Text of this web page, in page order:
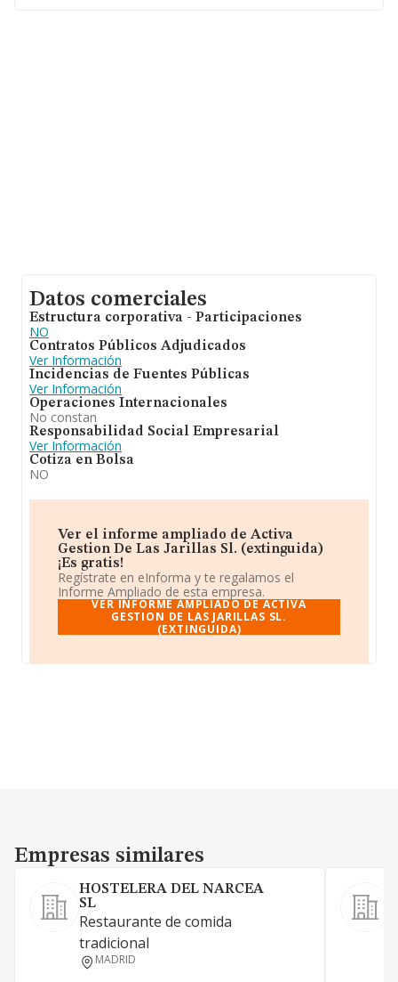
Datos comerciales
Estructura corporativa - Participaciones
NO
Contratos Públicos Adjudicados
Ver Información
Incidencias de Fuentes Públicas
Ver Información
Operaciones Internacionales
No constan
Responsabilidad Social Empresarial
Ver Información
Cotiza en Bolsa
NO
Ver el informe ampliado de Activa
Gestion De Las Jarillas Sl. (extinguida)
¡Es gratis!
Regístrate en eInforma y te regalamos el
Informe Ampliado de esta empresa.
VER INFORME AMPLIADO DE ACTIVA
GESTION DE LAS JARILLAS SL.
(EXTINGUIDA)
Empresas similares
Empresas similares
HOSTELERA DEL NARCEA
SL
Restaurante de comida
tradicional
MADRID